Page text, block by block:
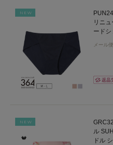
NEW
リニ
ード
メール
NEW
ル
ドル